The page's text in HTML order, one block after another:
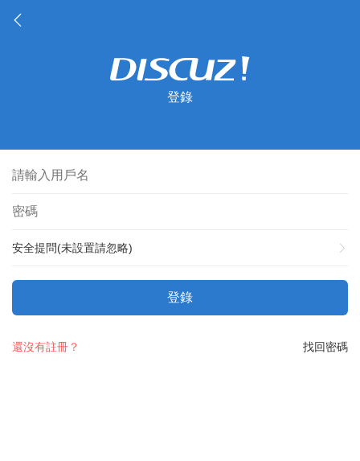
登錄
安全提問(未設置請忽略)
登錄
找回密碼
還沒有註冊？